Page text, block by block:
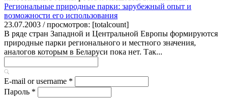
Региональные природные парки: зарубежный опыт и
возможности его использования
23.07.2003 / просмотров: [totalcount]
В ряде стран Западной и Центральной Европы формируются
природные парки регионального и местного значения,
аналогов которым в Беларуси пока нет. Так...
E-mail or username *
Пароль *